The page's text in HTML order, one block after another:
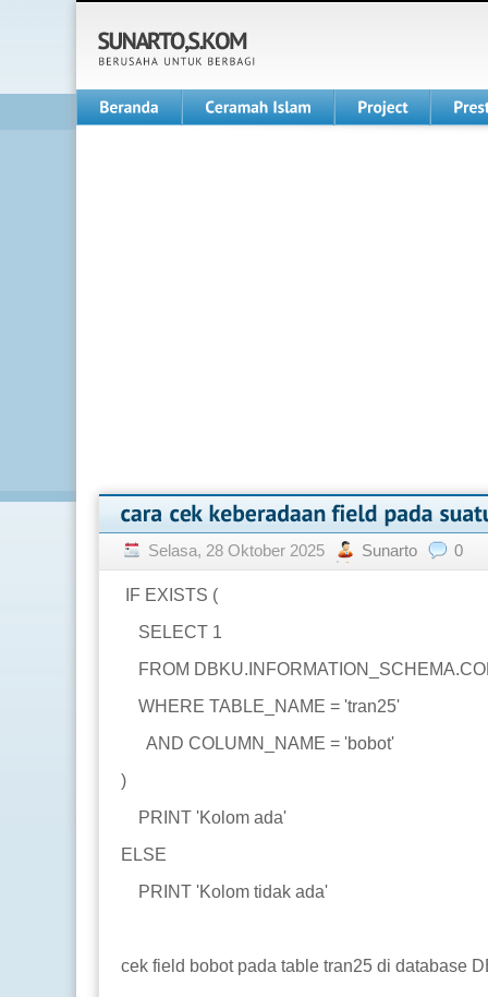
Selasa, 28 Oktober 2025 Sunarto 0
IF EXISTS (
SELECT 1
FROM
WHERE TABLE_NAME = 'tran25'
AND COLUMN_NAME = 'bobot'
)
PRINT 'Kolom ada'
ELSE
PRINT 'Kolom tidak ada'
cek field bobot pada table tran25 di database